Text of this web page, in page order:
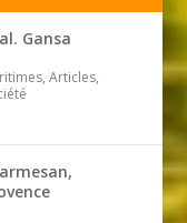
Gansa
Articles,